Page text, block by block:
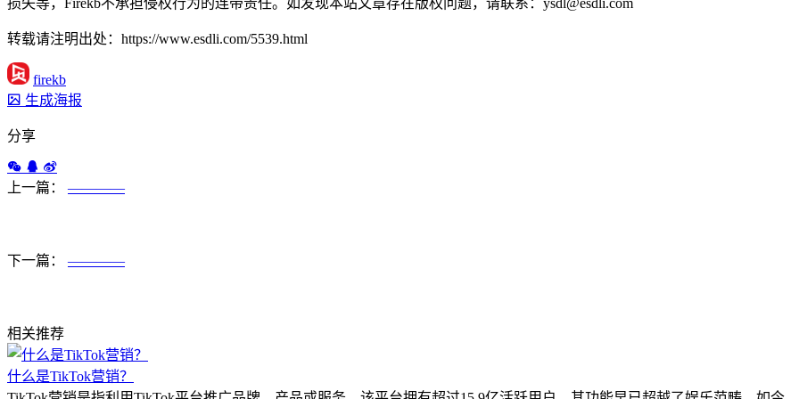
损失等，Firekb不承担侵权行为的连带责任。如发现本站文章存在版权问题，请联系：ysdl@esdli.com
转载请注明出处：https://www.esdli.com/5539.html
firekb
生成海报
分享
上一篇： ————
下一篇： ————
相关推荐
什么是TikTok营销？